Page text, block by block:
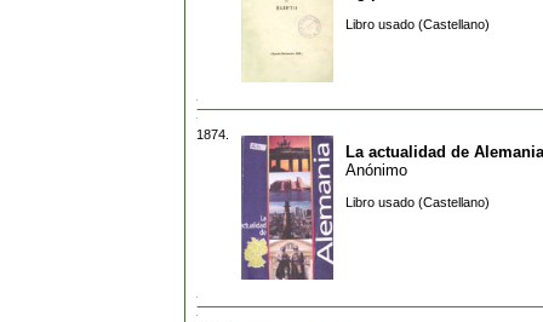
Libro usado (Castellano)
1874.
La actualidad de Alemania
Anónimo
Libro usado (Castellano)